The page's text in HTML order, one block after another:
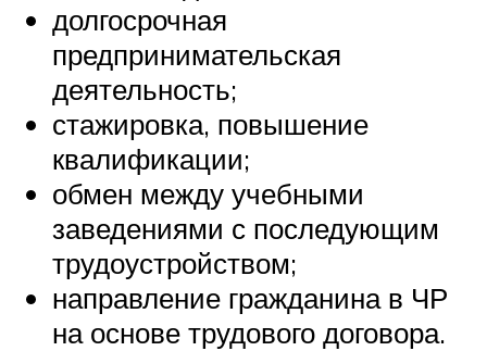
долгосрочная
предпринимательская
деятельность;
стажировка, повышение
квалификации;
обмен между учебными
заведениями с последующим
трудоустройством;
направление гражданина в ЧР
на основе трудового договора.